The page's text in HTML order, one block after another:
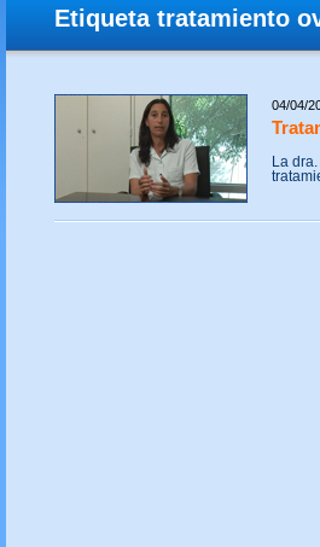
Etiqueta tratamiento
04/04/
La